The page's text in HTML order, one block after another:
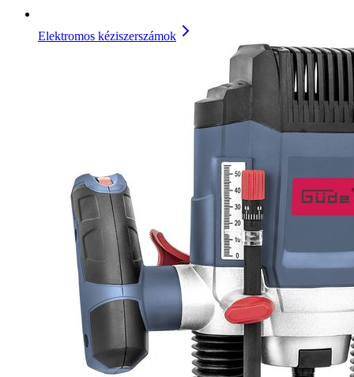
Elektromos kéziszerszámok